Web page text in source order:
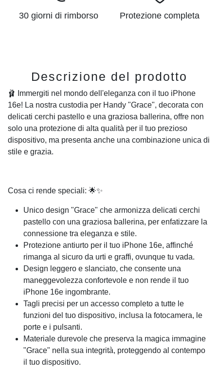
30 giorni di rimborso Protezione completa
Descrizione del prodotto
🩰 Immergiti nel mondo dell'eleganza con il tuo iPhone
16e! La nostra custodia per Handy "Grace", decorata con
delicati cerchi pastello e una graziosa ballerina, offre non
solo una protezione di alta qualità per il tuo prezioso
dispositivo, ma presenta anche una combinazione unica di
stile e grazia.
Cosa ci rende speciali: 🌟✨
Unico design "Grace" che armonizza delicati cerchi
pastello con una graziosa ballerina, per enfatizzare la
connessione tra eleganza e stile.
Protezione antiurto per il tuo iPhone 16e, affinché
rimanga al sicuro da urti e graffi, ovunque tu vada.
Design leggero e slanciato, che consente una
maneggevolezza confortevole e non rende il tuo
iPhone 16e ingombrante.
Tagli precisi per un accesso completo a tutte le
funzioni del tuo dispositivo, inclusa la fotocamera, le
porte e i pulsanti.
Materiale durevole che preserva la magica immagine
"Grace" nella sua integrità, proteggendo al contempo
il tuo dispositivo.